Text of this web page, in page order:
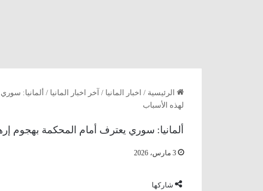
الرئيسية / اخبار المانيا / آخر اخبار المانيا / ألمانيا:
لهذه الأسباب
ألمانيا: سوري يعترف أمام المحكمة بهجوم
3 مارس، 2026
شاركها